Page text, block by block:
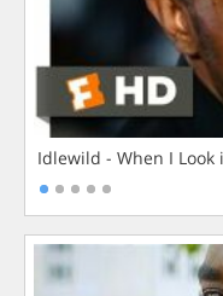
Idlewild - When I Look